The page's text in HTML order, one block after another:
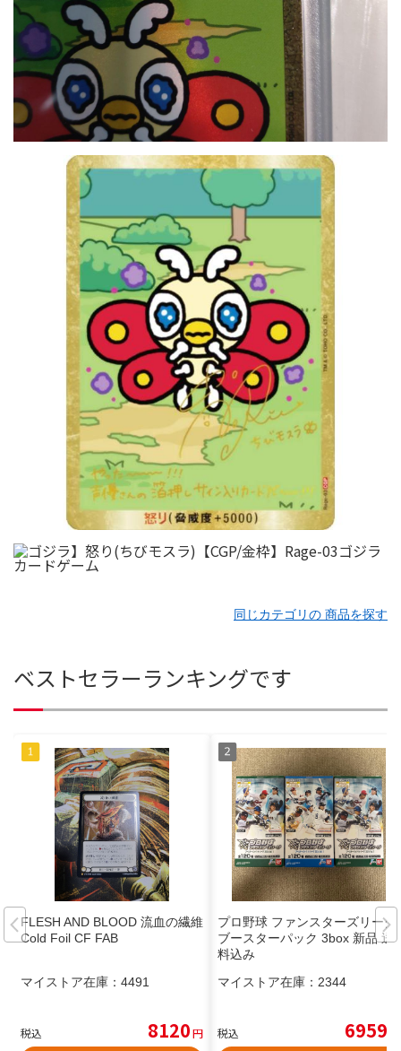
同じカテゴリの 商品を探す
ベストセラーランキングです
FLESH AND BLOOD 流血の繊維
Cold Foil CF FAB
マイストア在庫： 4491
税込 8120円
プロ野球 ファンスターズリーグ
ブースターパック 3box 新品 送
料込み
マイストア在庫： 2344
税込 6959